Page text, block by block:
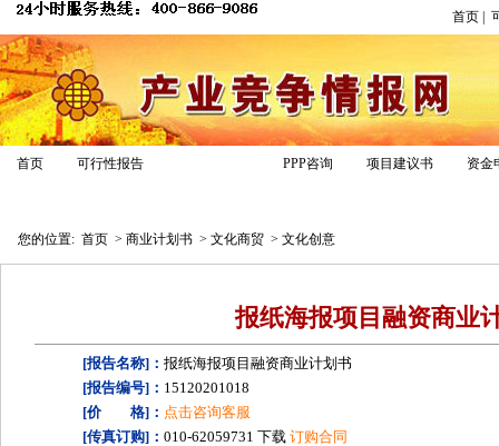
首页
首页 可行性报告 PPP咨询 项目建议书 资金
您的位置: 首页 > 商业计划书 > 文化商贸 > 文化创意
报纸海报项目融资商业
[报告名称]： 报纸海报项目融资商业计划书
[报告编号]： 15120201018
[价 格]： 点击咨询客服
[传真订购]： 010-62059731 下载 订购合同